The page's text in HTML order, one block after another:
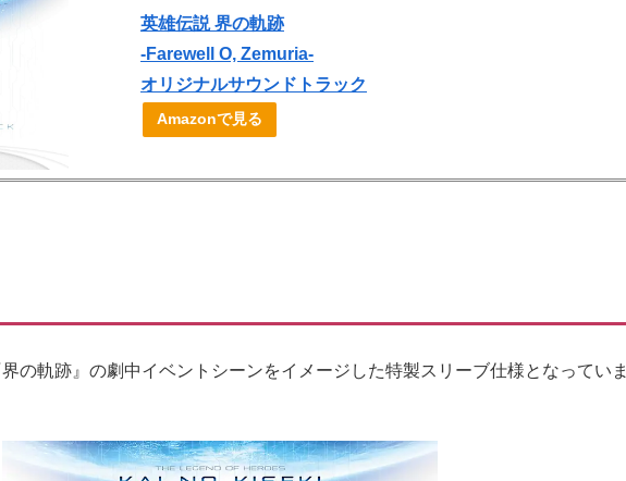
英雄伝説 界の軌跡
-Farewell O, Zemuria-
オリジナルサウンドトラック
Amazonで見る
の軌跡』の劇中イベントシーンをイメージした特製スリーブ仕様となっていま